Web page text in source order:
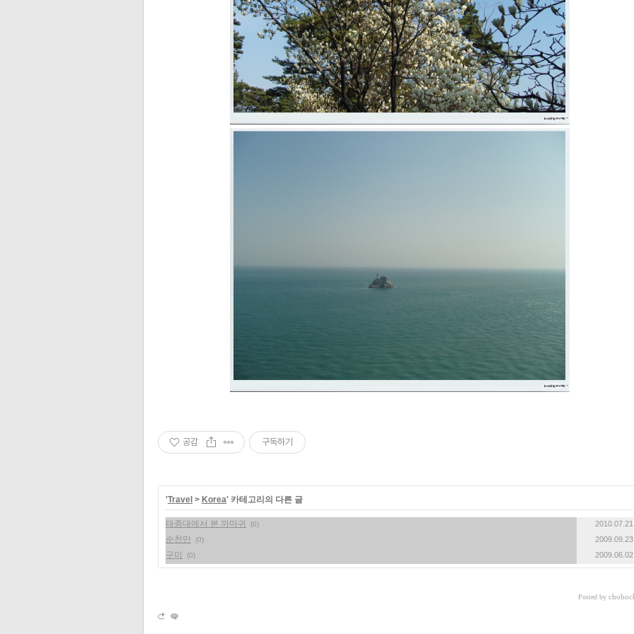
공감 구독하기
'Travel > Korea' 카테고리의 다른 글
태종대에서 본 까마귀 (0) 2010.07.21
순천만 (0) 2009.09.23
구미 (0) 2009.06.02
Posted by